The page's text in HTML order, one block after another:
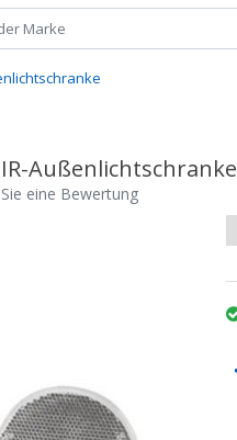
Außenlichtschranke
eine Bewertung